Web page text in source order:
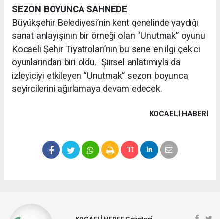
SEZON BOYUNCA SAHNEDE
Büyükşehir Belediyesi’nin kent genelinde yaydığı
sanat anlayışının bir örneği olan “Unutmak” oyunu
Kocaeli Şehir Tiyatroları’nın bu sene en ilgi çekici
oyunlarından biri oldu. Şiirsel anlatımıyla da
izleyiciyi etkileyen “Unutmak” sezon boyunca
seyircilerini ağırlamaya devam edecek.
KOCAELI HABERİ